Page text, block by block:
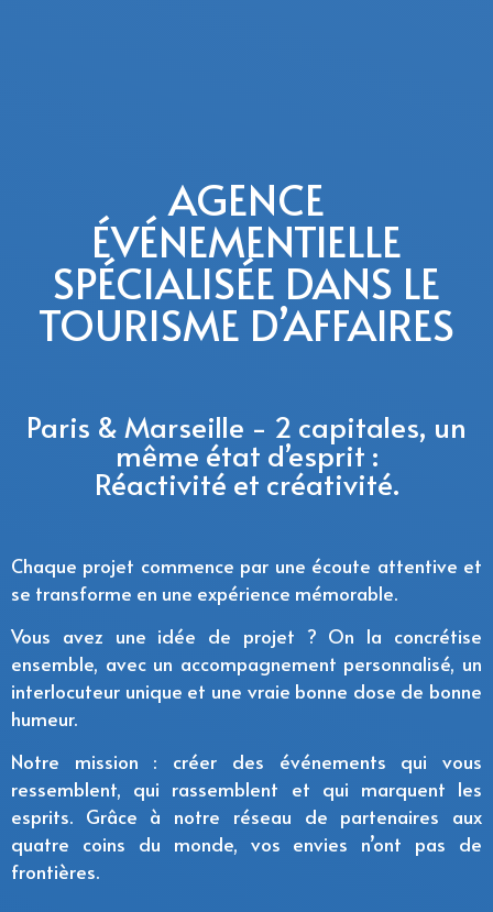
AGENCE
ÉVÉNEMENTIELLE
SPÉCIALISÉE DANS LE
TOURISME D’AFFAIRES
Paris & Marseille - 2 capitales, un
même état d’esprit :
Réactivité et créativité.
Chaque projet commence par une écoute attentive et
se transforme en une expérience mémorable.
Vous avez une idée de projet ? On la concrétise
ensemble, avec un accompagnement personnalisé, un
interlocuteur unique et une vraie bonne dose de bonne
humeur.
Notre mission : créer des événements qui vous
ressemblent, qui rassemblent et qui marquent les
esprits. Grâce à notre réseau de partenaires aux
quatre coins du monde, vos envies n’ont pas de
frontières.